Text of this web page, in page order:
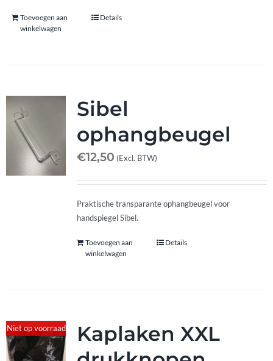
Toevoegen aan
winkelwagen
Details
Sibel
ophangbeugel
€12,50 (Excl. BTW)
Praktische transparante ophangbeugel voor
handspiegel Sibel.
Toevoegen aan
winkelwagen
Details
Niet op voorraad
Kaplaken XXL